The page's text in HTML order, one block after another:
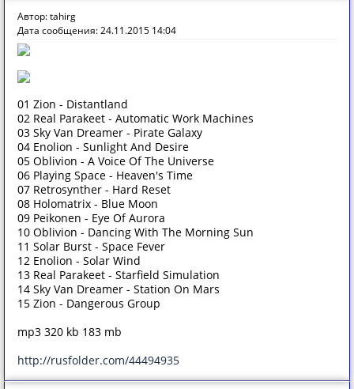
Автор: tahirg
Дата сообщения: 24.11.2015 14:04
01 Zion - Distantland
02 Real Parakeet - Automatic Work Machines
03 Sky Van Dreamer - Pirate Galaxy
04 Enolion - Sunlight And Desire
05 Oblivion - A Voice Of The Universe
06 Playing Space - Heaven's Time
07 Retrosynther - Hard Reset
08 Holomatrix - Blue Moon
09 Peikonen - Eye Of Aurora
10 Oblivion - Dancing With The Morning Sun
11 Solar Burst - Space Fever
12 Enolion - Solar Wind
13 Real Parakeet - Starfield Simulation
14 Sky Van Dreamer - Station On Mars
15 Zion - Dangerous Group
mp3 320 kb 183 mb
http://rusfolder.com/44494935